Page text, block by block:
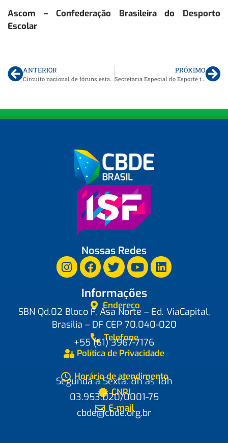
Ascom – Confederação Brasileira do Desporto
Escolar
ANTERIOR
Circuito nacional de fóruns estaduais do desporto escolar agita o país
PRÓXIMO
Secretaria Especial do Esporte terá cadeira permanente no Conselho de Administração da CBDE
Nossas Redes
Informações
Endereço
SBN Qd.02 Bloco F, Asa Norte – Ed. ViaCapital,
Brasilia – DF CEP 70.040-020
Telefone
+55 (61) 3967-7176
Política de Privacidade
Horário de atendimento
Segunda a Sexta: 8h às 18h
CNPJ
03.953.020/0001-75
E-mail
cbde@cbde.org.br